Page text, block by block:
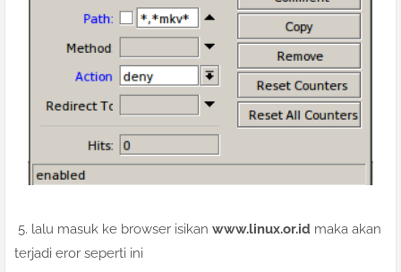
5. lalu masuk ke browser isikan www.linux.or.id maka akan
terjadi eror seperti ini